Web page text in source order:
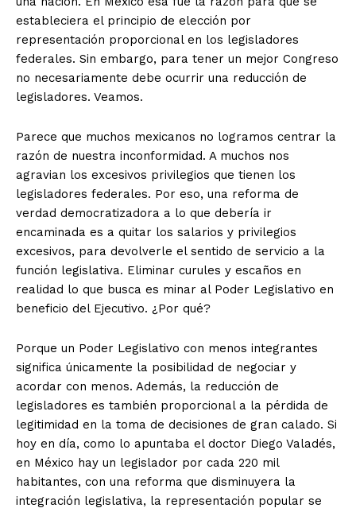
estableciera el principio de elección por
representación proporcional en los legisladores
federales. Sin embargo, para tener un mejor Congreso
no necesariamente debe ocurrir una reducción de
legisladores. Veamos.
Parece que muchos mexicanos no logramos centrar la
razón de nuestra inconformidad. A muchos nos
agravian los excesivos privilegios que tienen los
legisladores federales. Por eso, una reforma de
verdad democratizadora a lo que debería ir
encaminada es a quitar los salarios y privilegios
excesivos, para devolverle el sentido de servicio a la
función legislativa. Eliminar curules y escaños en
realidad lo que busca es minar al Poder Legislativo en
beneficio del Ejecutivo. ¿Por qué?
Porque un Poder Legislativo con menos integrantes
significa únicamente la posibilidad de negociar y
acordar con menos. Además, la reducción de
legisladores es también proporcional a la pérdida de
legitimidad en la toma de decisiones de gran calado. Si
hoy en día, como lo apuntaba el doctor Diego Valadés,
en México hay un legislador por cada 220 mil
habitantes, con una reforma que disminuyera la
integración legislativa, la representación popular se